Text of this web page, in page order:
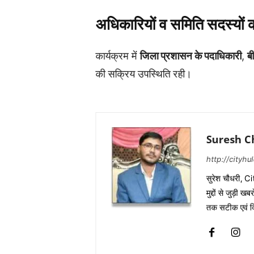
अधिकारियों व समिति सदस्यों
कार्यक्रम मेंजिला प्रशासन के पदाधिकारी,
की सक्रिय उपस्थिति रही।
Suresh
http://
सुरेश चौधरी,
मुद्दों से जुड़ी
तक सटीक एवं